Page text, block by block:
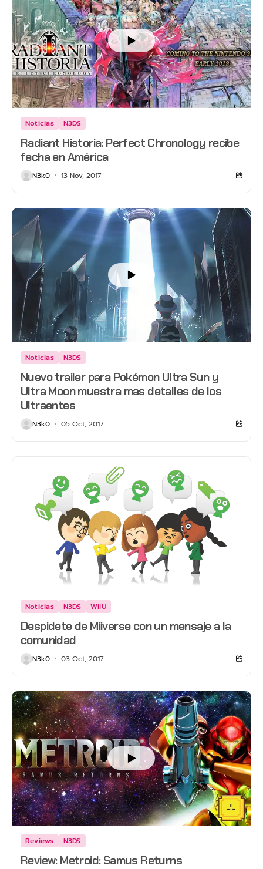
Noticias N3DS
Radiant Historia: Perfect Chronology recibe
fecha en América
N3k0 13 Nov, 2017
Noticias N3DS
Nuevo trailer para Pokémon Ultra Sun y
Ultra Moon muestra mas detalles de los
Ultraentes
N3k0 05 Oct, 2017
Noticias N3DS WiiU
Despidete de Miiverse con un mensaje a la
comunidad
N3k0 03 Oct, 2017
Reviews N3DS
Review: Metroid: Samus Returns